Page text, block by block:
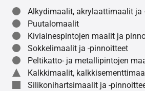
Alkydimaalit, akrylaattimaalit ja
Puutalomaalit
Kiviainespintojen maalit ja
Sokkelimaalit ja -pinnoitteet
Peltikatto- ja metallipintojen
Kalkkimaalit,
Silikonihartsimaalit ja -